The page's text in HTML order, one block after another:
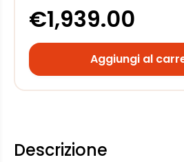
€1,939.00
Aggiungi al
Descrizione